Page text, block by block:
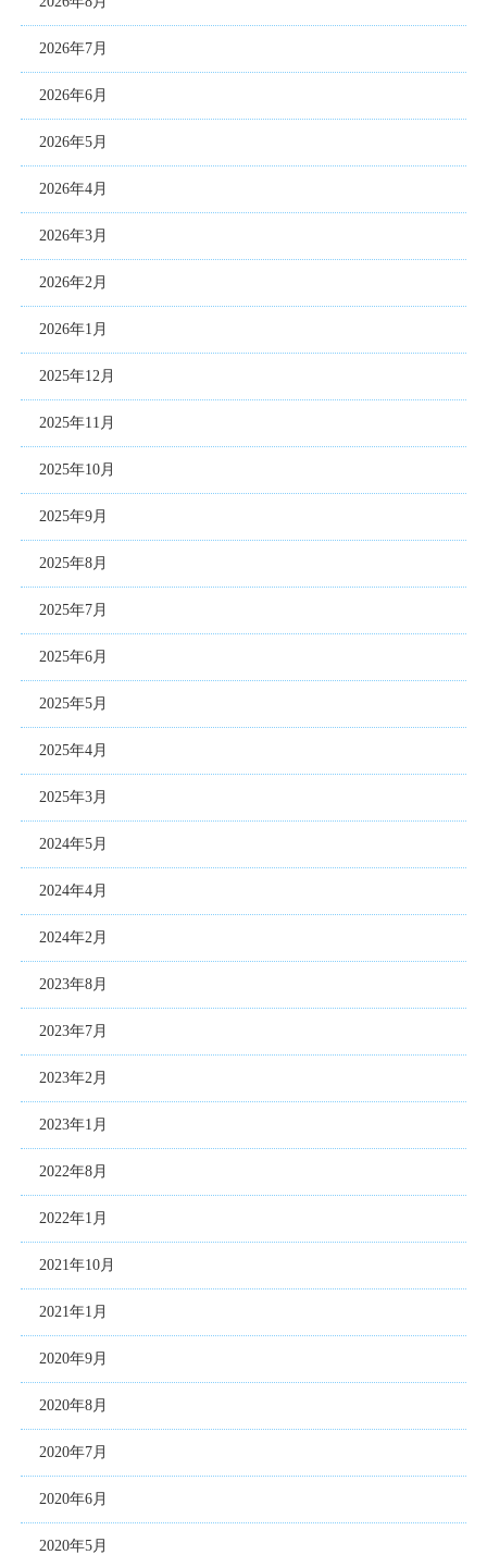
2026年7月
2026年6月
2026年5月
2026年4月
2026年3月
2026年2月
2026年1月
2025年12月
2025年11月
2025年10月
2025年9月
2025年8月
2025年7月
2025年6月
2025年5月
2025年4月
2025年3月
2024年5月
2024年4月
2024年2月
2023年8月
2023年7月
2023年2月
2023年1月
2022年8月
2022年1月
2021年10月
2021年1月
2020年9月
2020年8月
2020年7月
2020年6月
2020年5月